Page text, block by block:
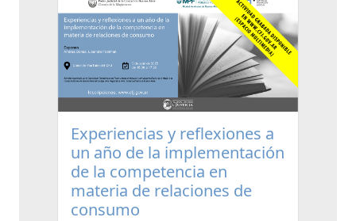
Experiencias y reflexiones a
un año de la implementación
de la competencia en
materia de relaciones de
consumo